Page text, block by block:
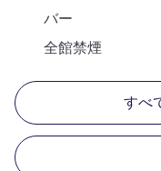
バー
全館禁煙
すべ